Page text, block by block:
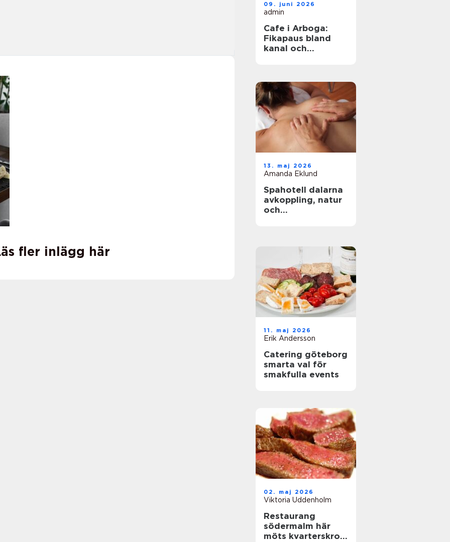
fler inlägg här
09. juni 2026
admin
Cafe i Arboga:
Fikapaus bland
kanal och
13. maj 2026
Amanda Eklund
Spahotell dalarna
avkoppling, natur
och
11. maj 2026
Erik Andersson
Catering göteborg
smarta val för
smakfulla events
02. maj 2026
Viktoria Uddenholm
Restaurang
södermalm här
möts kvarterskrog